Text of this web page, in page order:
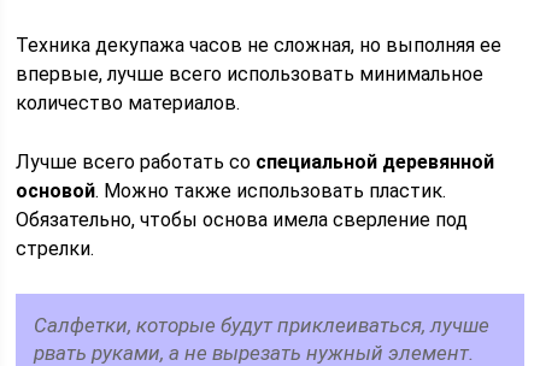
Техника декупажа часов не сложная, но выполняя ее
впервые, лучше всего использовать минимальное
количество материалов.
Лучше всего работать со специальной деревянной
основой. Можно также использовать пластик.
Обязательно, чтобы основа имела сверление под
стрелки.
Салфетки, которые будут приклеиваться, лучше
рвать руками, а не вырезать нужный элемент.